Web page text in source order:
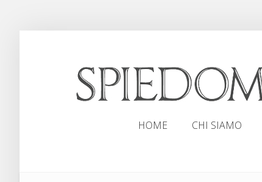
HOME
CHI SIAMO